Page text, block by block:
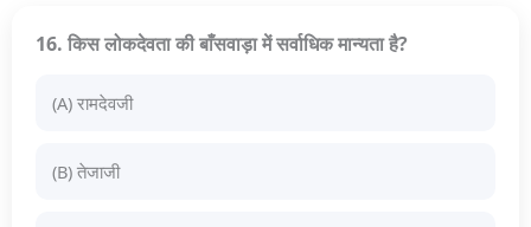
16. किस लोकदेवता की बाँसवाड़ा में सर्वाधिक मान्यता है?
(A) रामदेवजी
(B) तेजाजी